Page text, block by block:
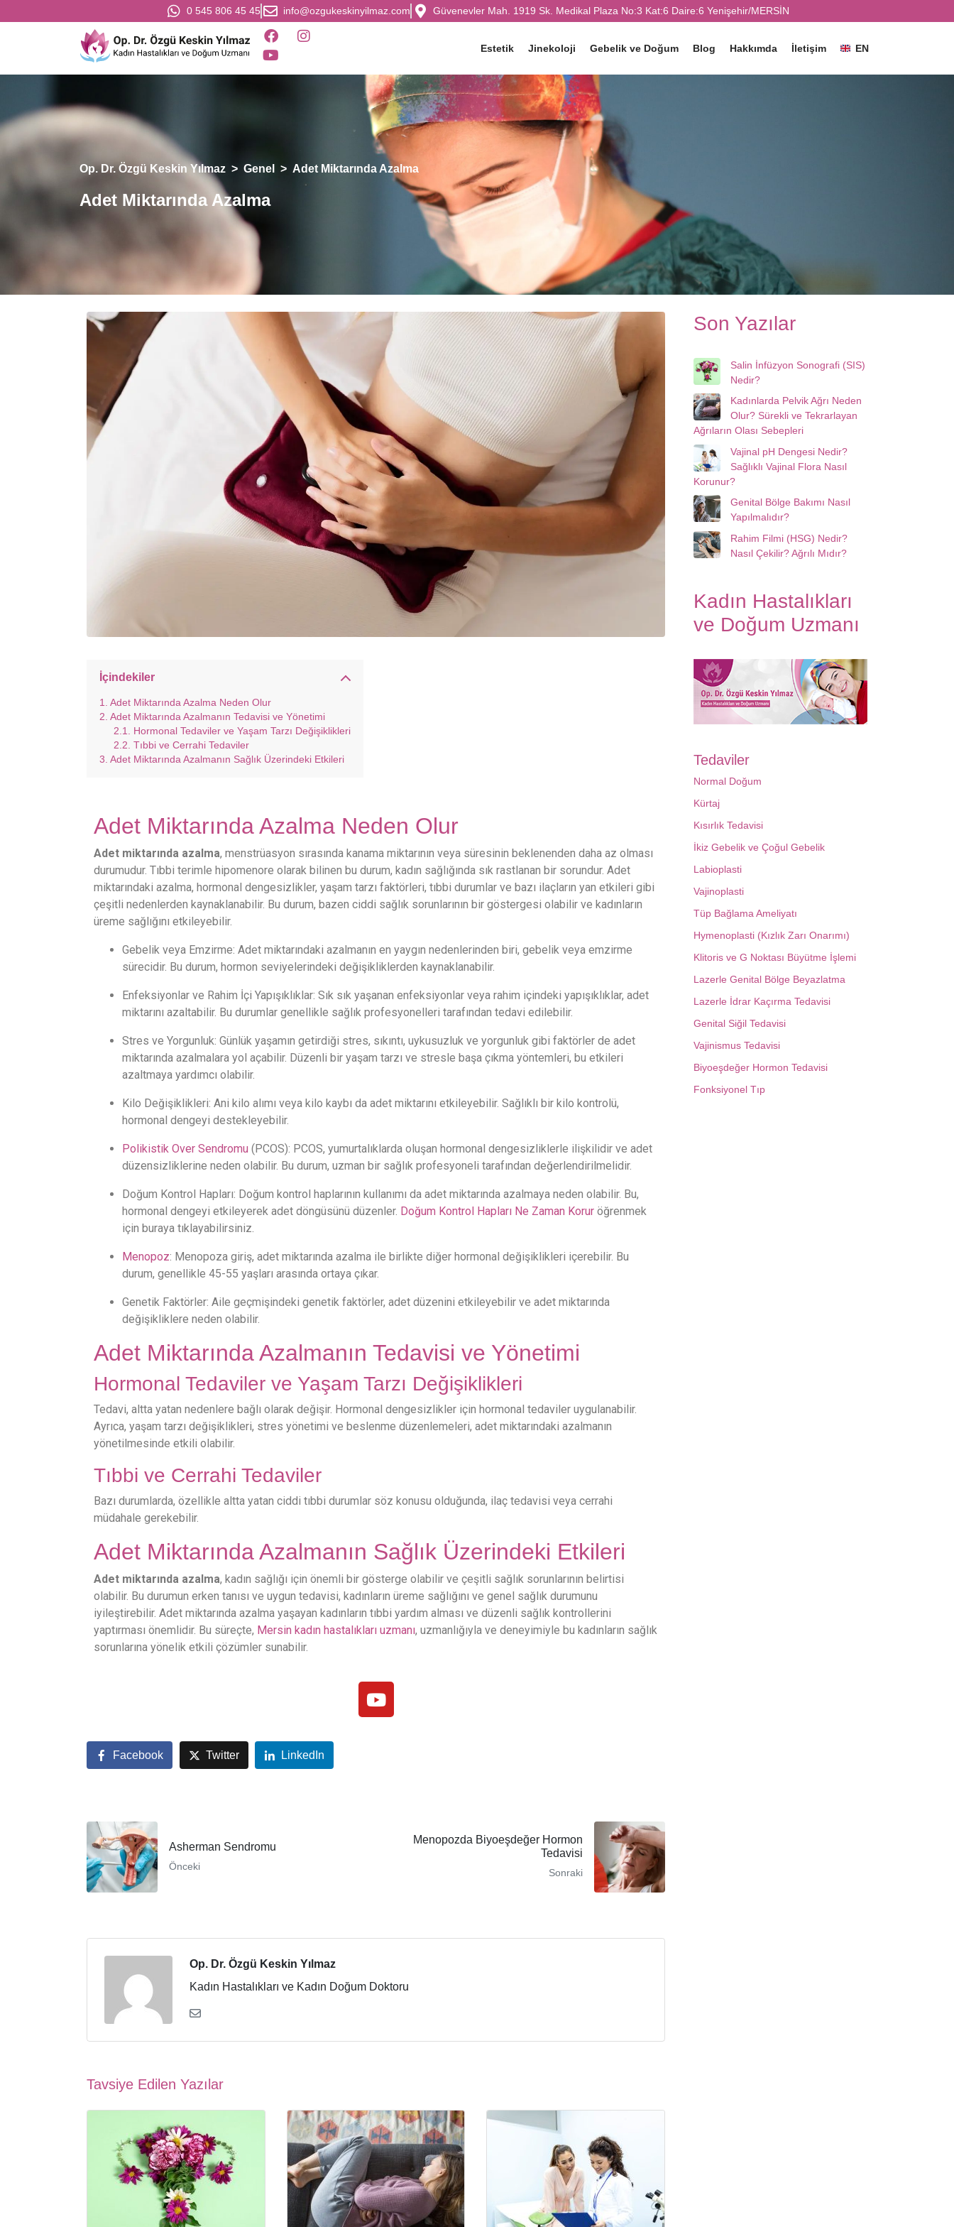
0 545 806 45 45 info@ozgukeskinyilmaz.com Güvenevler Mah. 1919 Sk. Medikal Plaza No:3 Kat:6 Daire:6 Yenişehir/MERSİN
Estetik Jinekoloji Gebelik ve Doğum Blog Hakkımda İletişim EN
Op. Dr. Özgü Keskin Yılmaz > Genel > Adet Miktarında Azalma
Adet Miktarında Azalma
İçindekiler
Adet Miktarında Azalma Neden Olur
Adet Miktarında Azalmanın Tedavisi ve Yönetimi
Hormonal Tedaviler ve Yaşam Tarzı Değişiklikleri
Tıbbi ve Cerrahi Tedaviler
Adet Miktarında Azalmanın Sağlık Üzerindeki Etkileri
Adet Miktarında Azalma Neden Olur
Adet miktarında azalma, menstrüasyon sırasında kanama miktarının veya süresinin beklenenden daha az olması
durumudur. Tıbbi terimle hipomenore olarak bilinen bu durum, kadın sağlığında sık rastlanan bir sorundur. Adet
miktarındaki azalma, hormonal dengesizlikler, yaşam tarzı faktörleri, tıbbi durumlar ve bazı ilaçların yan etkileri gibi
çeşitli nedenlerden kaynaklanabilir. Bu durum, bazen ciddi sağlık sorunlarının bir göstergesi olabilir ve kadınların
üreme sağlığını etkileyebilir.
Gebelik veya Emzirme: Adet miktarındaki azalmanın en yaygın nedenlerinden biri, gebelik veya emzirme
sürecidir. Bu durum, hormon seviyelerindeki değişikliklerden kaynaklanabilir.
Enfeksiyonlar ve Rahim İçi Yapışıklıklar: Sık sık yaşanan enfeksiyonlar veya rahim içindeki yapışıklıklar, adet
miktarını azaltabilir. Bu durumlar genellikle sağlık profesyonelleri tarafından tedavi edilebilir.
Stres ve Yorgunluk: Günlük yaşamın getirdiği stres, sıkıntı, uykusuzluk ve yorgunluk gibi faktörler de adet
miktarında azalmalara yol açabilir. Düzenli bir yaşam tarzı ve stresle başa çıkma yöntemleri, bu etkileri
azaltmaya yardımcı olabilir.
Kilo Değişiklikleri: Ani kilo alımı veya kilo kaybı da adet miktarını etkileyebilir. Sağlıklı bir kilo kontrolü,
hormonal dengeyi destekleyebilir.
Polikistik Over Sendromu (PCOS): PCOS, yumurtalıklarda oluşan hormonal dengesizliklerle ilişkilidir ve adet
düzensizliklerine neden olabilir. Bu durum, uzman bir sağlık profesyoneli tarafından değerlendirilmelidir.
Doğum Kontrol Hapları: Doğum kontrol haplarının kullanımı da adet miktarında azalmaya neden olabilir. Bu,
hormonal dengeyi etkileyerek adet döngüsünü düzenler. Doğum Kontrol Hapları Ne Zaman Korur öğrenmek
için buraya tıklayabilirsiniz.
Menopoz: Menopoza giriş, adet miktarında azalma ile birlikte diğer hormonal değişiklikleri içerebilir. Bu
durum, genellikle 45-55 yaşları arasında ortaya çıkar.
Genetik Faktörler: Aile geçmişindeki genetik faktörler, adet düzenini etkileyebilir ve adet miktarında
değişikliklere neden olabilir.
Adet Miktarında Azalmanın Tedavisi ve Yönetimi
Hormonal Tedaviler ve Yaşam Tarzı Değişiklikleri
Tedavi, altta yatan nedenlere bağlı olarak değişir. Hormonal dengesizlikler için hormonal tedaviler uygulanabilir.
Ayrıca, yaşam tarzı değişiklikleri, stres yönetimi ve beslenme düzenlemeleri, adet miktarındaki azalmanın
yönetilmesinde etkili olabilir.
Tıbbi ve Cerrahi Tedaviler
Bazı durumlarda, özellikle altta yatan ciddi tıbbi durumlar söz konusu olduğunda, ilaç tedavisi veya cerrahi
müdahale gerekebilir.
Adet Miktarında Azalmanın Sağlık Üzerindeki Etkileri
Adet miktarında azalma, kadın sağlığı için önemli bir gösterge olabilir ve çeşitli sağlık sorunlarının belirtisi
olabilir. Bu durumun erken tanısı ve uygun tedavisi, kadınların üreme sağlığını ve genel sağlık durumunu
iyileştirebilir. Adet miktarında azalma yaşayan kadınların tıbbi yardım alması ve düzenli sağlık kontrollerini
yaptırması önemlidir. Bu süreçte, Mersin kadın hastalıkları uzmanı, uzmanlığıyla ve deneyimiyle bu kadınların sağlık
sorunlarına yönelik etkili çözümler sunabilir.
Facebook Twitter LinkedIn
Asherman Sendromu
Önceki
Menopozda Biyoeşdeğer Hormon
Tedavisi
Sonraki
Op. Dr. Özgü Keskin Yılmaz
Kadın Hastalıkları ve Kadın Doğum Doktoru
Tavsiye Edilen Yazılar
Son Yazılar
Salin İnfüzyon Sonografi (SIS)
Nedir?
Kadınlarda Pelvik Ağrı Neden
Olur? Sürekli ve Tekrarlayan
Ağrıların Olası Sebepleri
Vajinal pH Dengesi Nedir?
Sağlıklı Vajinal Flora Nasıl
Korunur?
Genital Bölge Bakımı Nasıl
Yapılmalıdır?
Rahim Filmi (HSG) Nedir?
Nasıl Çekilir? Ağrılı Mıdır?
Kadın Hastalıkları
ve Doğum Uzmanı
Tedaviler
Normal Doğum
Kürtaj
Kısırlık Tedavisi
İkiz Gebelik ve Çoğul Gebelik
Labioplasti
Vajinoplasti
Tüp Bağlama Ameliyatı
Hymenoplasti (Kızlık Zarı Onarımı)
Klitoris ve G Noktası Büyütme İşlemi
Lazerle Genital Bölge Beyazlatma
Lazerle İdrar Kaçırma Tedavisi
Genital Siğil Tedavisi
Vajinismus Tedavisi
Biyoeşdeğer Hormon Tedavisi
Fonksiyonel Tıp